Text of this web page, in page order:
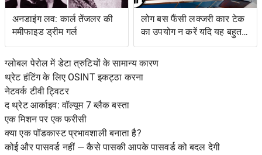
अनडाइंग लव: कार्ल तेंजलर की
ममीफाइड ड्रीम गर्ल
लोग बस फैंसी लक्जरी कार टेक
का उपयोग न करें यदि यह बहुत
जटिल है
ग्लोबल पेरोल में डेटा त्रुटियों के सामान्य कारण
थ्रेट हंटिंग के लिए OSINT इकट्ठा करना
नेटवर्क टीवी ट्विटर
द थ्रेट आर्काइव: वॉल्यूम 7 ब्लैक बस्ता
एक मिशन पर एक फरीसी
क्या एक पॉडकास्ट प्रभावशाली बनाता है?
कोई और पासवर्ड नहीं — कैसे पासकी आपके पासवर्ड को बदल देगी